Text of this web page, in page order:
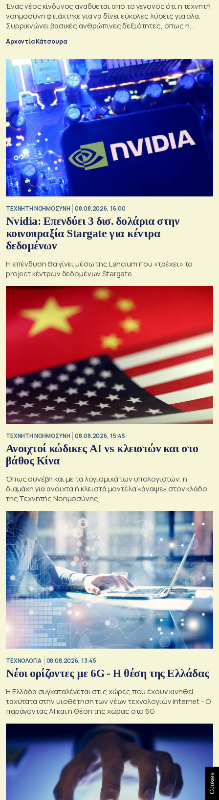
Ένας νέος κίνδυνος αναδύεται από το γεγονός ότι η τεχνητή
νοημοσύνη φτιάχτηκε για να δίνει εύκολες λύσεις για όλα.
Συρρικνώνει βασικές ανθρώπινες δεξιότητες, όπως η
Αρχοντία Κάτσουρα
TΕΧΝΗΤΗ ΝΟΗΜΟΣΥΝΗ 08.08.2026, 16:00
Nvidia: Επενδύει 3 δισ. δολάρια στην
κοινοπραξία Stargate για κέντρα
δεδομένων
Η επένδυση θα γίνει μέσω της Lancium που «τρέχει» το
project κέντρων δεδομένων Stargate
TΕΧΝΗΤΗ ΝΟΗΜΟΣΥΝΗ 08.08.2026, 15:45
Ανοιχτοί κώδικες AI vs κλειστών και στο
βάθος Κίνα
Όπως συνέβη και με τα λογισμικά των υπολογιστών, η
διαμάχη για ανοιχτά ή κλειστά μοντέλα «άναψε» στον κλάδο
της Τεχνητής Νοημοσύνης
ΤΕΧΝΟΛΟΓΙΑ 08.08.2026, 13:45
Νέοι ορίζοντες με 6G - Η θέση της Ελλάδας
Η Ελλάδα συγκαταλέγεται στις χώρες που έχουν κινηθεί
ταχύτατα στην υιοθέτηση των νέων τεχνολογιών internet - Ο
παράγοντας AI και η θέση της χώρας στο 6G
Cookies